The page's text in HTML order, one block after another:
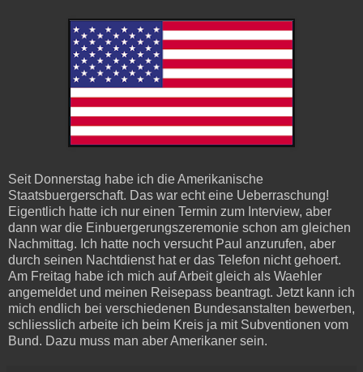
Seit Donnerstag habe ich die Amerikanische
Staatsbuergerschaft. Das war echt eine Ueberraschung!
Eigentlich hatte ich nur einen Termin zum Interview, aber
dann war die Einbuergerungszeremonie schon am gleichen
Nachmittag. Ich hatte noch versucht Paul anzurufen, aber
durch seinen Nachtdienst hat er das Telefon nicht gehoert.
Am Freitag habe ich mich auf Arbeit gleich als Waehler
angemeldet und meinen Reisepass beantragt. Jetzt kann ich
mich endlich bei verschiedenen Bundesanstalten bewerben,
schliesslich arbeite ich beim Kreis ja mit Subventionen vom
Bund. Dazu muss man aber Amerikaner sein.